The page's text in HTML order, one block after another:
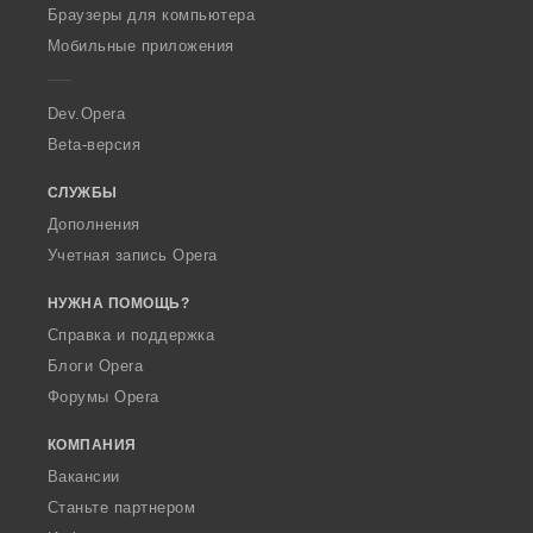
O
p
a
Браузеры для компьютера
Мобильные приложения
Dev.Opera
Beta-версия
СЛУЖБЫ
Дополнения
Учетная запись Opera
НУЖНА ПОМОЩЬ?
Справка и поддержка
Блоги Opera
Форумы Opera
КОМПАНИЯ
Вакансии
Станьте партнером